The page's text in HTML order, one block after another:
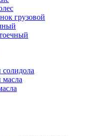
грузовой
солидола
масла